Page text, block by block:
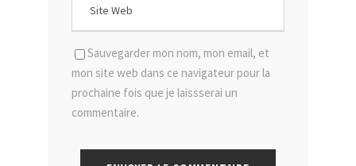
Sauvegarder mon nom, mon email, et
mon site web dans ce navigateur pour la
prochaine fois que je laissserai un
commentaire.